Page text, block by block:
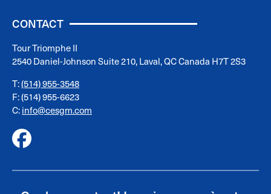
CONTACT
Tour Triomphe II
2540 Daniel-Johnson Suite 210, Laval, QC Canada H7T 2S3
T:(514) 955-3548
F: (514) 955-6623
C: info@cesgm.com